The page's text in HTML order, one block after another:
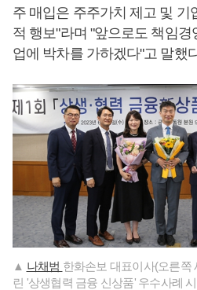
주 매입은 주주가치 제고 및 기
적 행보"라며 "앞으로도 책임
업에 박차를 가하겠다"고 말했
▲ 나채범 한화손보 대표이사(오른쪽
린 '상생협력 금융 신상품' 우수사례